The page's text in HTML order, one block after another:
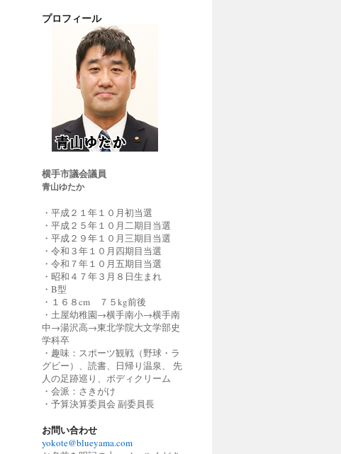
プロフィール
横手市議会議員
青山ゆたか
・平成２１年１０月初当選
・平成２５年１０月二期目当選
・平成２９年１０月三期目当選
・令和３年１０月四期目当選
・令和７年１０月五期目当選
・昭和４７年３月８日生まれ
・B型
・１６８cm ７５kg前後
・土屋幼稚園→横手南小→横手南
中→湯沢高→東北学院大文学部史
学科卒
・趣味：スポーツ観戦（野球・ラ
グビー）、読書、日帰り温泉、 先
人の足跡巡り、ボディクリーム
・会派：さきがけ
・予算決算委員会 副委員長
お問い合わせ
yokote@blueyama.com